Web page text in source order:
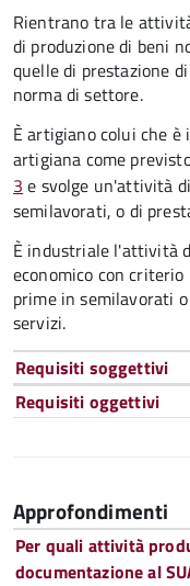
Rientrano tra le
di produzione di beni
quelle di prestazione
norma di settore.
È artigiano colui che è
artigiana come
3 e svolge un'attività
semilavorati, o di
È industriale l'attività
economico con
prime in semilavorati
servizi.
Requisiti soggettivi
Requisiti oggettivi
Approfondimenti
Per quali attività
documentazione al